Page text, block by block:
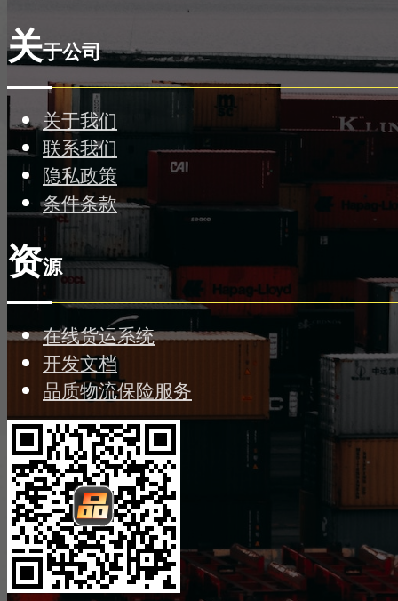
关于公司
关于我们
联系我们
隐私政策
条件条款
资源
在线货运系统
开发文档
品质物流保险服务